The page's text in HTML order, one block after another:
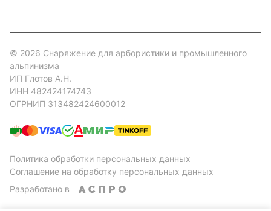
© 2026 Снаряжение для арбористики и промышленного
альпинизма
ИП Глотов А.Н.
ИНН 482424174743
ОГРНИП 313482424600012
Политика обработки персональных данных
Соглашение на обработку персональных данных
Разработано в